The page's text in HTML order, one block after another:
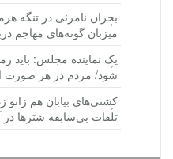
بحران نامرئی در تنگه
میزبان گونه‌های مهاجم
یک نماینده مجلس: باید
شود/ مردم در هر صورت
کشتی‌های بیابان هم زانو
تلفات بی‌سابقه شترها در